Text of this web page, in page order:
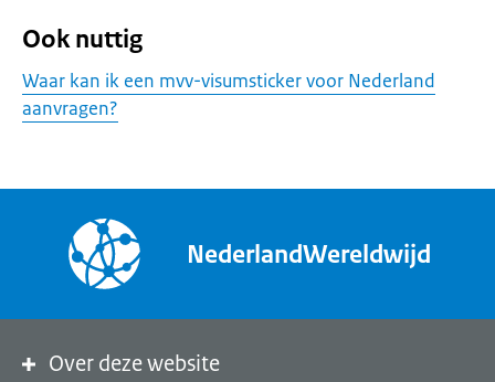
Ook nuttig
Waar kan ik een mvv-visumsticker voor Nederland
aanvragen?
NederlandWereldwijd
Over deze website